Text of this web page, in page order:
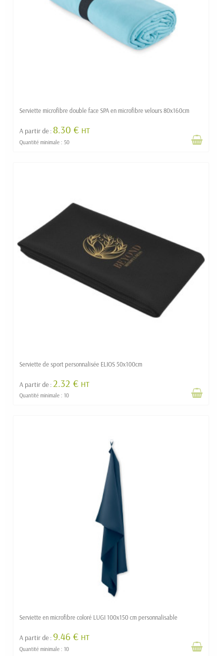
Serviette microfibre double face SPA en microfibre velours 80x160cm
A partir de : 8.30 € HT
Quantité minimale : 50
Serviette de sport personnalisée ELIOS 50x100cm
A partir de : 2.32 € HT
Quantité minimale : 10
Serviette en microfibre coloré LUGI 100x150 cm personnalisable
A partir de : 9.46 € HT
Quantité minimale : 10